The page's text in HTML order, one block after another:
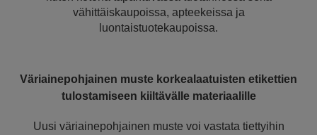
vähittäiskaupoissa, apteekeissa ja
luontaistuotekaupoissa.
Väriainepohjainen muste korkealaatuisten etikettien
tulostamiseen kiiltävälle materiaalille
Uusi väriainepohjainen muste voi vastata tiettyihin